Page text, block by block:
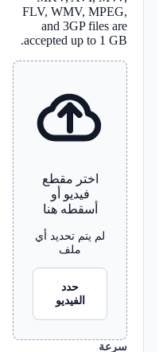
FLV, WMV, MPEG,
and 3GP files are
accepted up to 1 GB.
اختر مقطع
فيديو أو
أسقطه هنا
لم يتم تحديد أي